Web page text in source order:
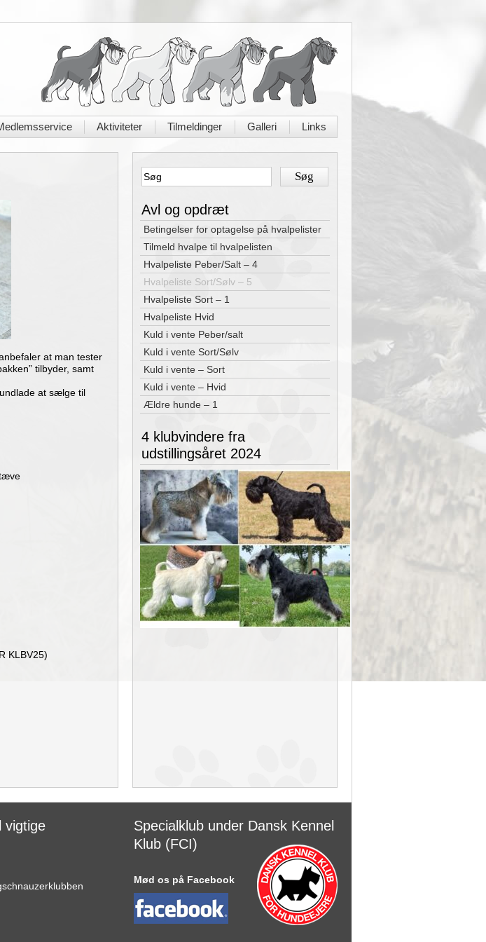
Aktiviteter Tilmeldinger Galleri Links
at man tester
tilbyder, samt
at sælge til
KLBV25)
Avl og opdræt
Betingelser for optagelse på hvalpelister
Tilmeld hvalpe til hvalpelisten
Hvalpeliste Peber/Salt – 4
Hvalpeliste Sort/Sølv – 5
Hvalpeliste Sort – 1
Hvalpeliste Hvid
Kuld i vente Peber/salt
Kuld i vente Sort/Sølv
Kuld i vente – Sort
Kuld i vente – Hvid
Ældre hunde – 1
4 klubvindere fra
udstillingsåret 2024
vigtige
Specialklub under Dansk Kennel
Klub (FCI)
Mød os på Facebook